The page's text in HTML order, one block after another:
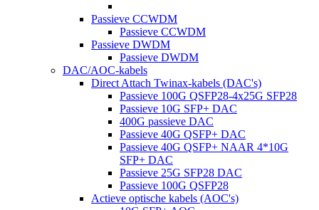
Passieve CCWDM
Passieve CCWDM
Passieve DWDM
Passieve DWDM
DAC/AOC-kabels
Direct Attach Twinax-kabels (DAC's)
Passieve 100G QSFP28-4x25G SFP28
Passieve 10G SFP+ DAC
400G passieve DAC
Passieve 40G QSFP+ DAC
Passieve 40G QSFP+ NAAR 4*10G
SFP+ DAC
Passieve 25G SFP28 DAC
Passieve 100G QSFP28
Actieve optische kabels (AOC's)